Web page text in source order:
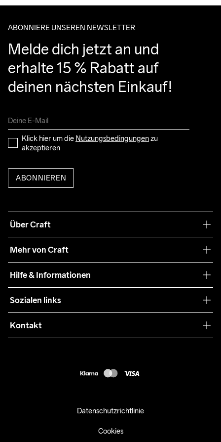
entgegennehmen kannst.
ABONNIERE UNSEREN NEWSLETTER
Melde dich jetzt an und
erhalte 15 % Rabatt auf
deinen nächsten Einkauf!
Klick hier um die Nutzungsbedingungen zu
akzeptieren
ABONNIEREN
Über Craft
Nachhaltigkeit
Mehr von Craft
Teamwear
Zusammenarbeit
Press
Hilfe & Informationen
Retouren
Kundendienst
Sozialen links
Kontakt
Datenschutzrichtlinie
Cookies